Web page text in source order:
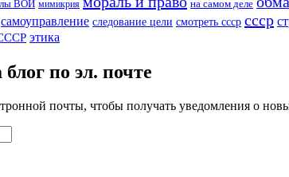
ВОИ мимикрия на самом деле
самоуправление следование цели смотреть ссср ссср
этика
по эл. почте
почты, чтобы получать уведомления о